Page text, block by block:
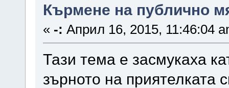
Кърмене на публично
« -: Април 16, 2015, 11:46:04
Тази тема е засмукаха
зърното на приятелката